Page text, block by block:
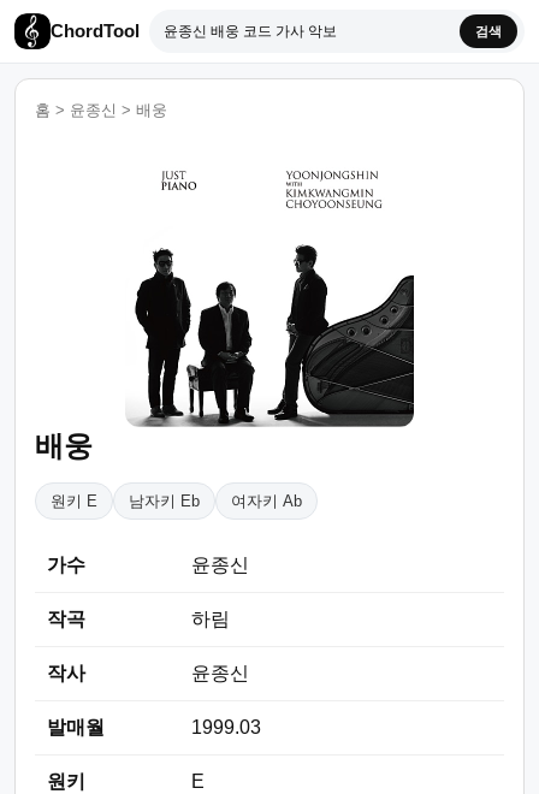
ChordTool 검색
홈 > 윤종신 > 배웅
배웅
원키 E 남자키 Eb 여자키 Ab
가수 윤종신
작곡 하림
작사 윤종신
발매월 1999.03
원키 E